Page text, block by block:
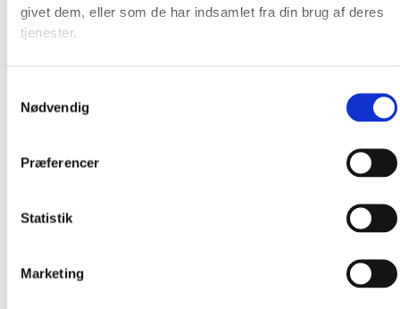
givet dem, eller som de har indsamlet fra din brug af deres
tjenester.
Nødvendig
Præferencer
Statistik
Marketing